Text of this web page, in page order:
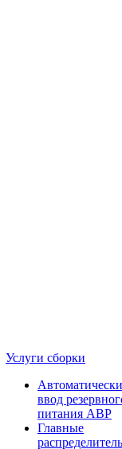
Услуги сборки
ввод
питания АВР
Главные